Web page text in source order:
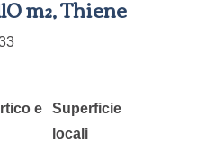
m², Thiene
e
Superficie
locali